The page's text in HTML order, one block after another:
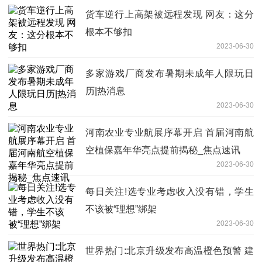
货车逆行上高架被远程发现 网友：这分
根本不够扣
2023-06-30
多家游戏厂商发布暑期未成年人限玩日
历|热消息
2023-06-30
河南农业专业航展序幕开启 首届河南航
空植保嘉年华亮点提前揭秘_焦点速讯
2023-06-30
每日关注!选专业考虑收入没有错，学生
不该被“理想”绑架
2023-06-30
世界热门:北京升级发布高温橙色预警 建